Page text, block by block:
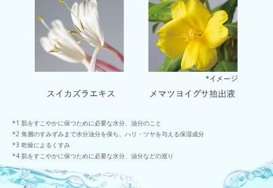
肌をすこやかに保つために必要な水分、油分のこと
角層のすみずみまで水分油分を保ち、ハリ・ツヤを与える保湿成分
乾燥によるくすみ
肌をすこやかに保つために必要な水分、油分などの巡り